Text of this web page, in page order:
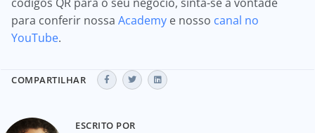
para conferir nossa Academy e nosso canal no
YouTube.
COMPARTILHAR
ESCRITO POR